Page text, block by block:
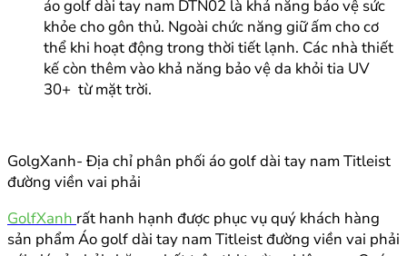
áo golf dài tay nam DTN02 là khả năng bảo vệ sức
khỏe cho gôn thủ. Ngoài chức năng giữ ấm cho cơ
thể khi hoạt động trong thời tiết lạnh. Các nhà thiết
kế còn thêm vào khả năng bảo vệ da khỏi tia UV
30+ từ mặt trời.
GolgXanh- Địa chỉ phân phối áo golf dài tay nam Titleist
đường viền vai phải
GolfXanh rất hanh hạnh được phục vụ quý khách hàng
sản phẩm Áo golf dài tay nam Titleist đường viền vai phải